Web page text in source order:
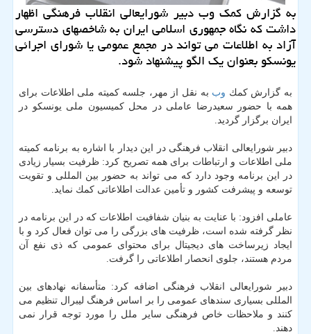
به گزارش كمك وب دبیر شورایعالی انقلاب فرهنگی اظهار
داشت كه نگاه جمهوری اسلامی ایران به شاخصهای دسترسی
آزاد به اطلاعات می تواند در مجمع عمومی یا شورای اجرائی
یونسكو بعنوان یك الگو پیشنهاد شود.
به گزارش كمك وب به نقل از مهر، جلسه كمیته ملی اطلاعات برای
همه با حضور سعیدرضا عاملی در محل كمیسیون ملی یونسكو در
ایران برگزار گردید.
دبیر شورایعالی انقلاب فرهنگی در این دیدار با اشاره به برنامه كمیته
ملی اطلاعات و ارتباطات برای همه تصریح كرد: ظرفیت بسیار زیادی
در این برنامه وجود دارد كه می تواند به حضور بین المللی و تقویت
توسعه و پیشرفت كشور و تأمین عدالت اطلاعاتی كمك نماید.
عاملی افزود: با عنایت به بنیان شفافیت اطلاعات كه در این برنامه در
نظر گرفته شده است، ظرفیت های بزرگی را می توان فعال كرد و با
ایجاد زیرساخت های دیجیتال برای محتوای عمومی كه ذی نفع آن
مردم هستند، جلوی انحصار اطلاعاتی را گرفت.
دبیر شورایعالی انقلاب فرهنگی اضافه كرد: متأسفانه نهادهای بین
المللی بسیاری سندهای عمومی را بر اساس فرهنگ لیبرال تنظیم می
كنند و ملاحظات خاص فرهنگی سایر ملل را مورد توجه قرار نمی
دهند.